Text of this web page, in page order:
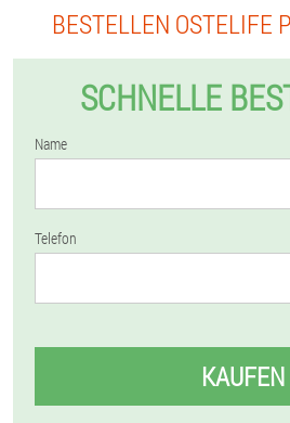
BESTELLEN OSTELIFE
SCHNELLE
Name
Telefon
KAUFEN